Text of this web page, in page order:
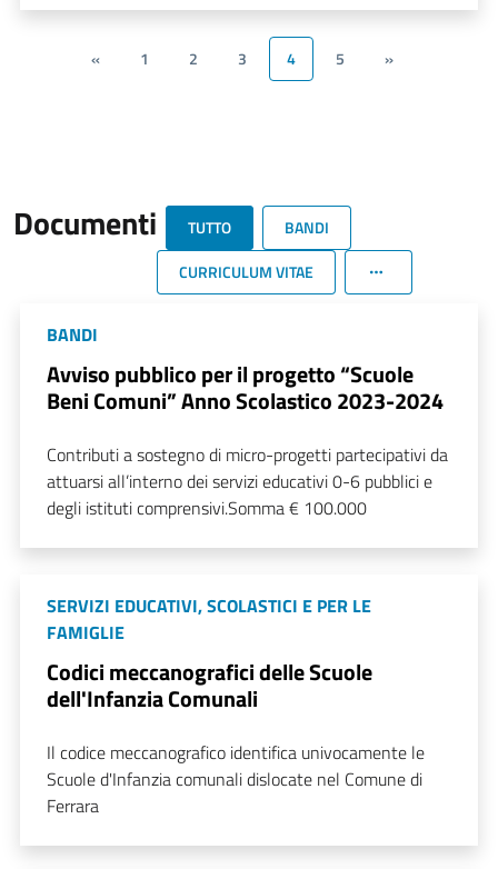
« 1 2 3 4 5 »
Documenti TUTTO
BANDI
CURRICULUM VITAE
BANDI
Avviso pubblico per il progetto “Scuole
Beni Comuni” Anno Scolastico 2023-2024
Contributi a sostegno di micro-progetti partecipativi da
attuarsi all’interno dei servizi educativi 0-6 pubblici e
degli istituti comprensivi.Somma € 100.000
SERVIZI EDUCATIVI, SCOLASTICI E PER LE
FAMIGLIE
Codici meccanografici delle Scuole
dell'Infanzia Comunali
Il codice meccanografico identifica univocamente le
Scuole d'Infanzia comunali dislocate nel Comune di
Ferrara